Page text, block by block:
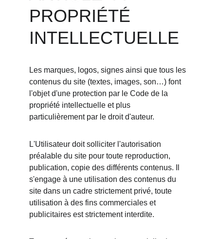
PROPRIÉTÉ
INTELLECTUELLE
Les marques, logos, signes ainsi que tous les
contenus du site (textes, images, son…) font
l'objet d'une protection par le Code de la
propriété intellectuelle et plus
particulièrement par le droit d'auteur.
L'Utilisateur doit solliciter l'autorisation
préalable du site pour toute reproduction,
publication, copie des différents contenus. Il
s'engage à une utilisation des contenus du
site dans un cadre strictement privé, toute
utilisation à des fins commerciales et
publicitaires est strictement interdite.